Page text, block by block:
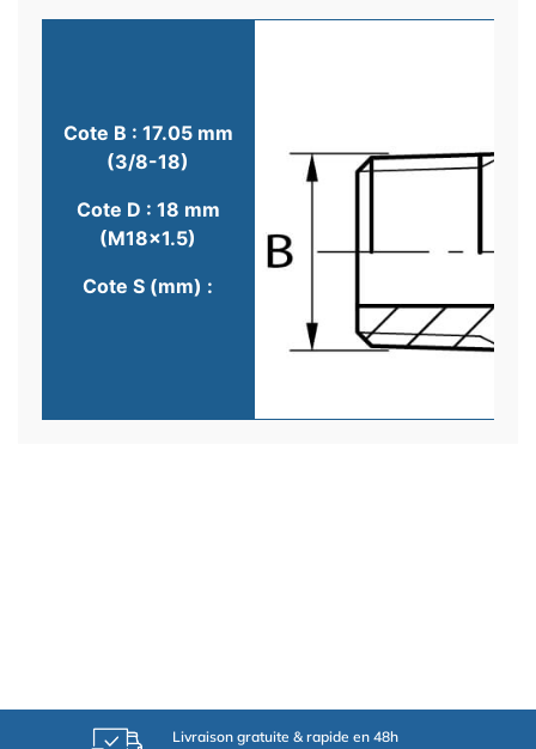
Cote B : 17.05 mm
(3/8-18)
Cote D : 18 mm
(M18x1.5)
Cote S (mm) :
Livraison gratuite & rapide en 48h